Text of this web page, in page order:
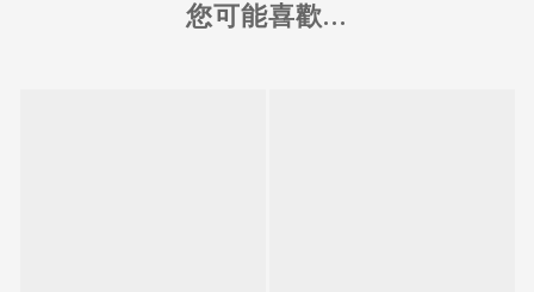
您可能喜歡...